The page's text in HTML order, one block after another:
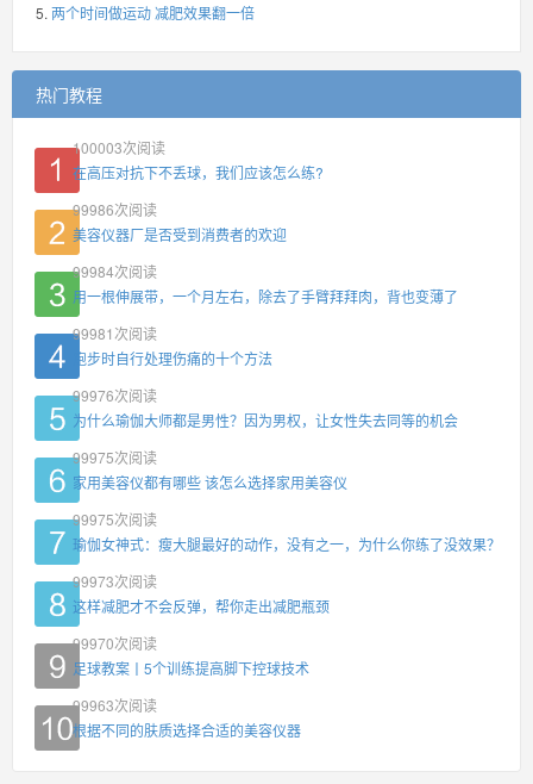
两个时间做运动 减肥效果翻一倍
热门教程
100003次阅读
在高压对抗下不丢球，我们应该怎么练?
99986次阅读
美容仪器厂是否受到消费者的欢迎
99984次阅读
用一根伸展带，一个月左右，除去了手臂拜拜肉，背也变薄了
99981 次阅读
跑步时自行处理伤痛的十个方法
99976次阅读
为什么瑜伽大师都是男性？因为男权，让女性失去同等的机会
99975次阅读
家用美容仪都有哪些 该怎么选择家用美容仪
99975次阅读
瑜伽女神式：瘦大腿最好的动作，没有之一，为什么你练了没效果？
99973次阅读
这样减肥才不会反弹，帮你走出减肥瓶颈
99970次阅读
足球教案丨5个训练提高脚下控球技术
99963次阅读
根据不同的肤质选择合适的美容仪器